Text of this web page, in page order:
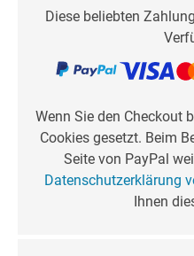
Diese beliebten
Wenn Sie den Checkout
Cookies gesetzt. Beim
Seite von PayPal
Datenschutzerklärung
Ihnen